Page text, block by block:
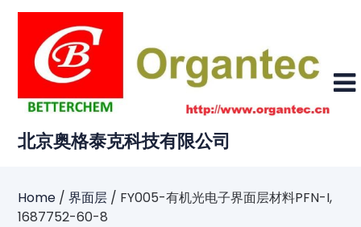
Skip
content
北京奥格泰克科技有限公司
Home /界面层 / FY005-有机光电子界面层材料PFN-I,
1687752-60-8